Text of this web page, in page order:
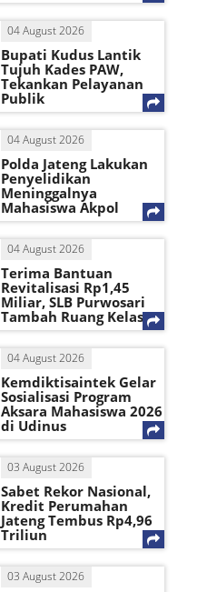
04 August 2026
Bupati Kudus Lantik
Tujuh Kades PAW,
Tekankan Pelayanan
Publik
04 August 2026
Polda Jateng Lakukan
Penyelidikan
Meninggalnya
Mahasiswa Akpol
04 August 2026
Terima Bantuan
Revitalisasi Rp1,45
Miliar, SLB Purwosari
Tambah Ruang Kelas
04 August 2026
Kemdiktisaintek Gelar
Sosialisasi Program
Aksara Mahasiswa 2026
di Udinus
03 August 2026
Sabet Rekor Nasional,
Kredit Perumahan
Jateng Tembus Rp4,96
Triliun
03 August 2026